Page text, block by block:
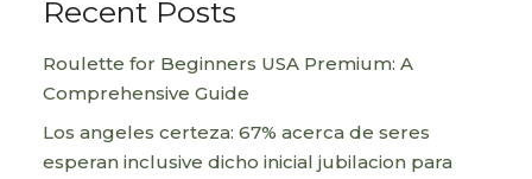
Recent Posts
Roulette for Beginners USA Premium: A
Comprehensive Guide
Los angeles certeza: 67% acerca de seres
esperan inclusive dicho inicial jubilacion para